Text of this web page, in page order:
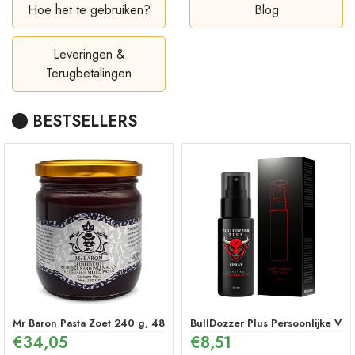
Hoe het te gebruiken? Blog
Leveringen &
Terugbetalingen
BESTSELLERS
Mr Baron Pasta Zoet 240 g, 48 Uur Effectieve Ginseng Pepermunt
€34,05
BullDozzer Plus Persoonlijke
€8,51